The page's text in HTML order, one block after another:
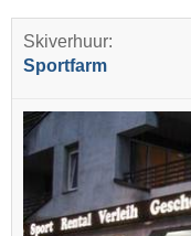
Skiverhuur:
Sportfarm